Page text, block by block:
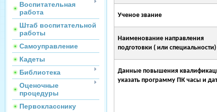
Воспитательная
работа
Штаб воспитательной
работы
Самоуправление
Кадеты
Библиотека
Оценочные
процедуры
Первокласснику
Ученое звание
Наименование направления
подготовки ( или специальности)
Данные повышения
указать программу ПК часы и